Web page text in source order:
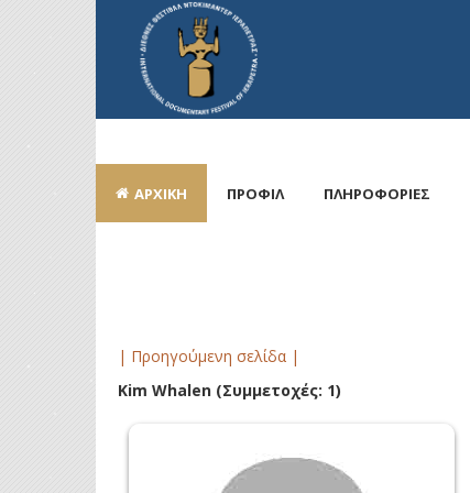
ΑΡΧΙΚΗ ΠΡΟΦΙΛ ΠΛΗΡΟΦΟΡΙΕΣ
| Προηγούμενη σελίδα |
Kim Whalen (Συμμετοχές: 1)